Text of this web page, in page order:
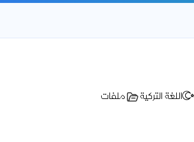
اللغة التركية ملفات